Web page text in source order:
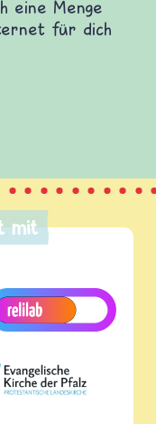
hält auch
Internet für
mit